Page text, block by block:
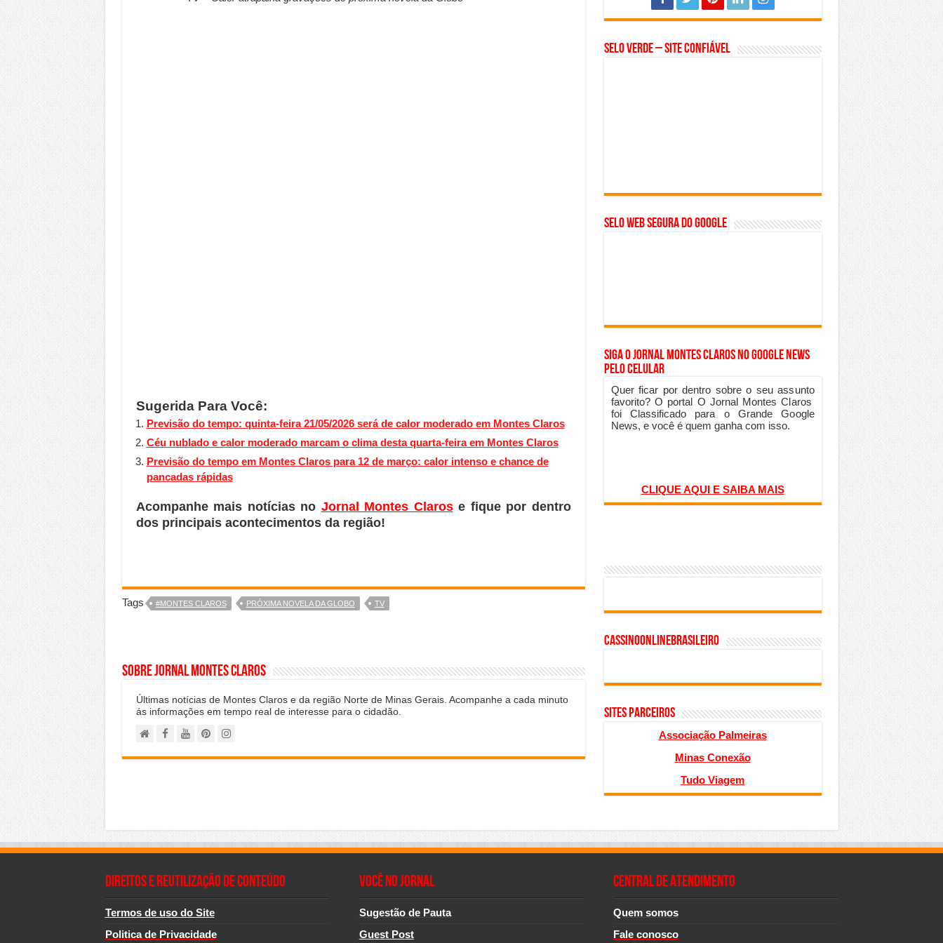
Sugerida Para Você:
Previsão do tempo: quinta-feira 21/05/2026 será de calor moderado em Montes Claros
Céu nublado e calor moderado marcam o clima desta quarta-feira em Montes Claros
Previsão do tempo em Montes Claros para 12 de março: calor intenso e chance de
pancadas rápidas
Acompanhe mais notícias no Jornal Montes Clarose fique por dentro
dos principais acontecimentos da região!
Tags #MONTES CLAROS PRÓXIMA NOVELA DA GLOBO TV
Sobre Jornal Montes Claros
Últimas notícias de Montes Claros e da região Norte de Minas Gerais. Acompanhe a cada minuto
ás informações em tempo real de interesse para o cidadão.
Selo Verde – Site Confiável
SELO WEB SEGURA do GOOGLE
Siga o Jornal Montes Claros no Google News
pelo Celular
Quer ficar por dentro sobre o seu assunto
favorito? O portal O Jornal Montes Claros
foi Classificado para o Grande Google
News, e você é quem ganha com isso.
CLIQUE AQUI E SAIBA MAIS
cassinoonlinebrasileiro
SITES PARCEIROS
Associação Palmeiras
Minas Conexão
Tudo Viagem
Direitos e Reutilização de Conteúdo
Termos de uso do Site
Politica de Privacidade
Você no Jornal
Sugestão de Pauta
Guest Post
CENTRAL DE ATENDIMENTO
Quem somos
Fale conosco